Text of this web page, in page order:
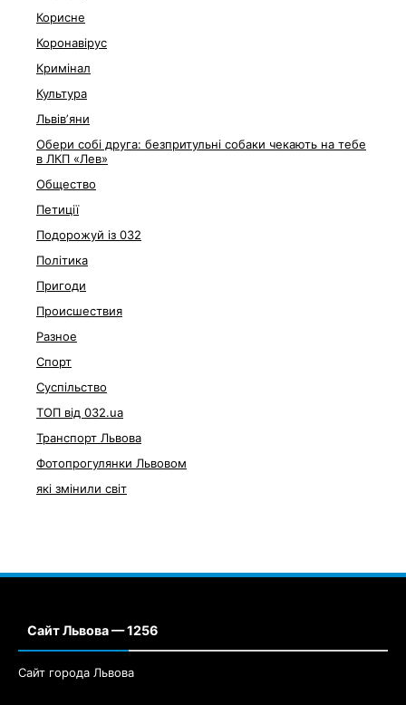
Корисне
Коронавірус
Кримінал
Культура
Львівʼяни
Обери собі друга: безпритульні собаки чекають на тебе
в ЛКП «Лев»
Общество
Петиції
Подорожуй із 032
Політика
Пригоди
Происшествия
Разное
Спорт
Суспільство
ТОП від 032.ua
Транспорт Львова
Фотопрогулянки Львовом
які змінили світ
Сайт Львова — 1256
Сайт города Львова